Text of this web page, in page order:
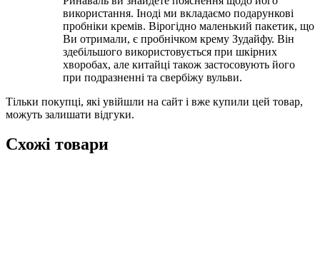
використання. Іноді ми вкладаємо подарункові
пробніки кремів. Вірогідно маленький пакетик, що
Ви отримали, є пробнічком крему Зудайфу. Він
здебільшого використовується при шкірних
хворобах, але китайці також застосовують його
при подразненні та свербіжу вульви.
Тільки покупці, які увійшли на сайт і вже купили цей товар,
можуть залишати відгуки.
Схожі товари